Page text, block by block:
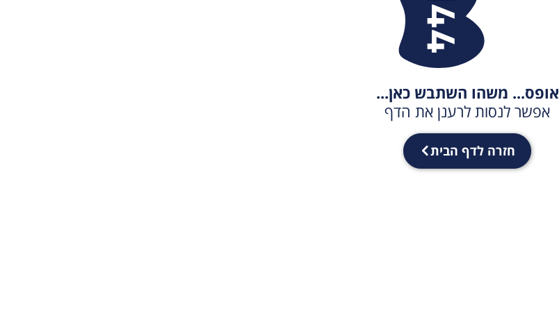
אופס... משהו השתבש כאן...
אפשר לנסות לרענן את הדף
חזרה לדף הבית